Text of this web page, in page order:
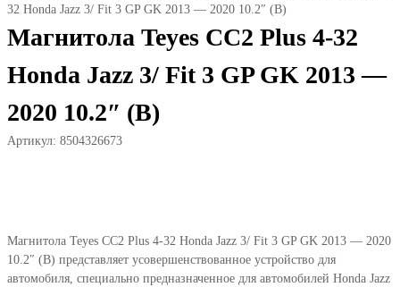
32 Honda Jazz 3/ Fit 3 GP GK 2013 — 2020 10.2″ (B)
Магнитола Teyes CC2 Plus 4-32
Honda Jazz 3/ Fit 3 GP GK 2013 —
2020 10.2″ (B)
Артикул: 8504326673
Магнитола Teyes CC2 Plus 4-32 Honda Jazz 3/ Fit 3 GP GK 2013 — 2020
10.2″ (B) представляет усовершенствованное устройство для
автомобиля, специально предназначенное для автомобилей Honda Jazz